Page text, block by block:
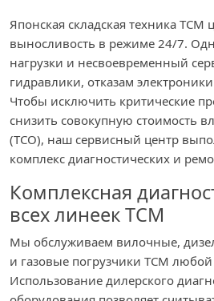
Японская складская техника TCM
выносливость в режиме 24/7.
нагрузки и несвоевременный
гидравлики, отказам
Чтобы исключить критические
снизить совокупную стоимость
(TCO), наш сервисный центр
комплекс диагностических и
Комплексная
всех линеек TCM
Мы обслуживаем вилочные,
и газовые погрузчики TCM
Использование дилерского